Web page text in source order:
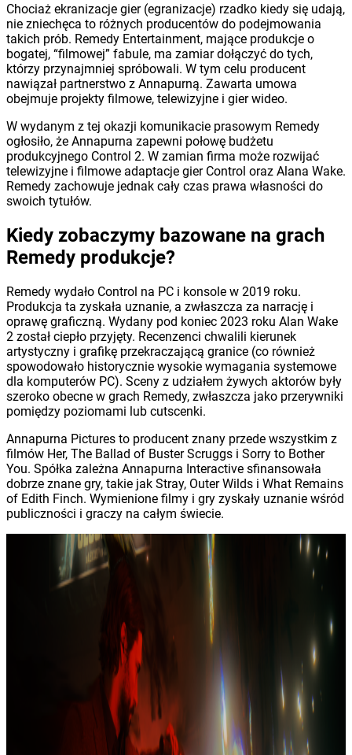
Chociaż ekranizacje gier (egranizacje) rzadko kiedy się udają,
nie zniechęca to różnych producentów do podejmowania
takich prób. Remedy Entertainment, mające produkcje o
bogatej, “filmowej” fabule, ma zamiar dołączyć do tych,
którzy przynajmniej spróbowali. W tym celu producent
nawiązał partnerstwo z Annapurną. Zawarta umowa
obejmuje projekty filmowe, telewizyjne i gier wideo.
W wydanym z tej okazji komunikacie prasowym Remedy
ogłosiło, że Annapurna zapewni połowę budżetu
produkcyjnego Control 2. W zamian firma może rozwijać
telewizyjne i filmowe adaptacje gier Control oraz Alana Wake.
Remedy zachowuje jednak cały czas prawa własności do
swoich tytułów.
Kiedy zobaczymy bazowane na grach
Remedy produkcje?
Remedy wydało Control na PC i konsole w 2019 roku.
Produkcja ta zyskała uznanie, a zwłaszcza za narrację i
oprawę graficzną. Wydany pod koniec 2023 roku Alan Wake
2 został ciepło przyjęty. Recenzenci chwalili kierunek
artystyczny i grafikę przekraczającą granice (co również
spowodowało historycznie wysokie wymagania systemowe
dla komputerów PC). Sceny z udziałem żywych aktorów były
szeroko obecne w grach Remedy, zwłaszcza jako przerywniki
pomiędzy poziomami lub cutscenki.
Annapurna Pictures to producent znany przede wszystkim z
filmów Her, The Ballad of Buster Scruggs i Sorry to Bother
You. Spółka zależna Annapurna Interactive sfinansowała
dobrze znane gry, takie jak Stray, Outer Wilds i What Remains
of Edith Finch. Wymienione filmy i gry zyskały uznanie wśród
publiczności i graczy na całym świecie.